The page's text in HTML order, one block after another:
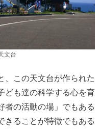
文台
、この天文台が作られた
ども達の科学する心を育
者の活動の場」でもある
きることが特徴でもある